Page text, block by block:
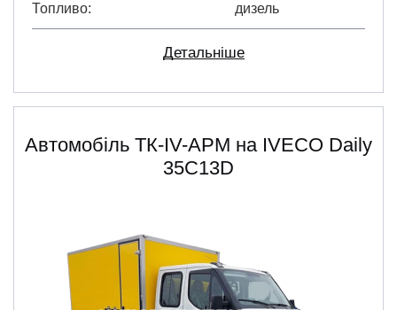
Топливо дизель
Детальніше
Автомобіль ТК-IV-АРМ на IVECO Daily
35C13D